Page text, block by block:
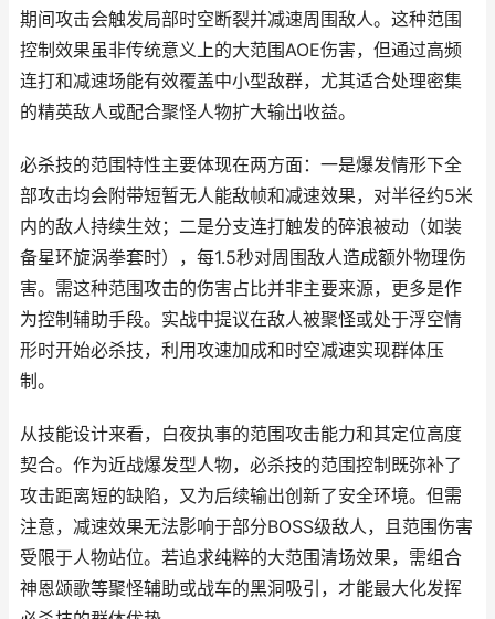
期间攻击会触发局部时空断裂并减速周围敌人。这种范围
控制效果虽非传统意义上的大范围AOE伤害，但通过高频
连打和减速场能有效覆盖中小型敌群，尤其适合处理密集
的精英敌人或配合聚怪人物扩大输出收益。
必杀技的范围特性主要体现在两方面：一是爆发情形下全
部攻击均会附带短暂无人能敌帧和减速效果，对半径约5米
内的敌人持续生效；二是分支连打触发的碎浪被动（如装
备星环旋涡拳套时），每1.5秒对周围敌人造成额外物理伤
害。需这种范围攻击的伤害占比并非主要来源，更多是作
为控制辅助手段。实战中提议在敌人被聚怪或处于浮空情
形时开始必杀技，利用攻速加成和时空减速实现群体压
制。
从技能设计来看，白夜执事的范围攻击能力和其定位高度
契合。作为近战爆发型人物，必杀技的范围控制既弥补了
攻击距离短的缺陷，又为后续输出创新了安全环境。但需
注意，减速效果无法影响于部分BOSS级敌人，且范围伤害
受限于人物站位。若追求纯粹的大范围清场效果，需组合
神恩颂歌等聚怪辅助或战车的黑洞吸引，才能最大化发挥